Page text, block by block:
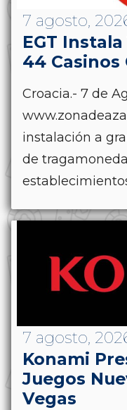
7 agosto,
EGT
44 Casinos
Croacia.- 7 de
instalación a
de
7 agosto,
Konami
Juegos
Vegas